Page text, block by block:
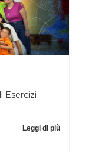
Esercizi
Leggi di più